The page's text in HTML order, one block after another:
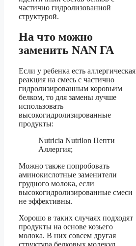
частично гидролизованной
структурой.
На что можно
заменить NAN ГА
Если у ребенка есть аллергическая
реакция на смесь с частично
гидролизированным коровьим
белком, то для замены лучше
использовать
высокогидролизированные
продукты:
Nutricia Nutrilon Пепти
Аллергия;
Можно также попробовать
аминокислотные заменители
грудного молока, если
высокогидролизированные смеси
не эффективны.
Хорошо в таких случаях подходят
продукты на основе козьего
молока. В них совсем другая